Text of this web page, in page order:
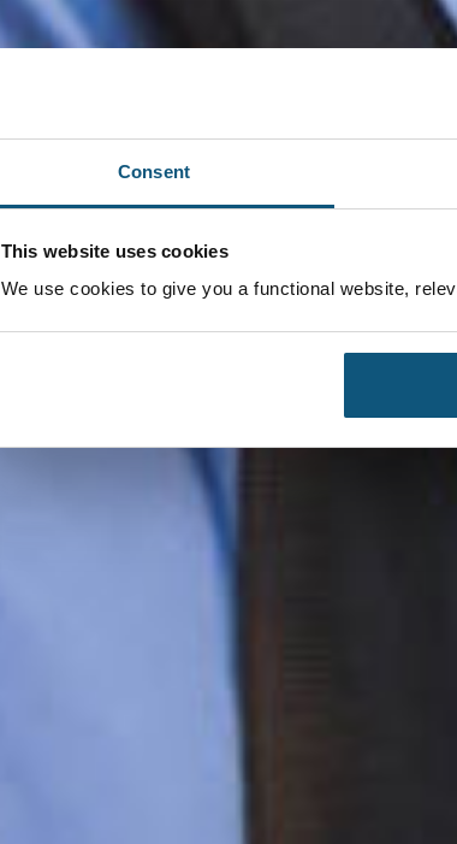
Consent
This website uses cookies
We use cookies to give you a functional website,